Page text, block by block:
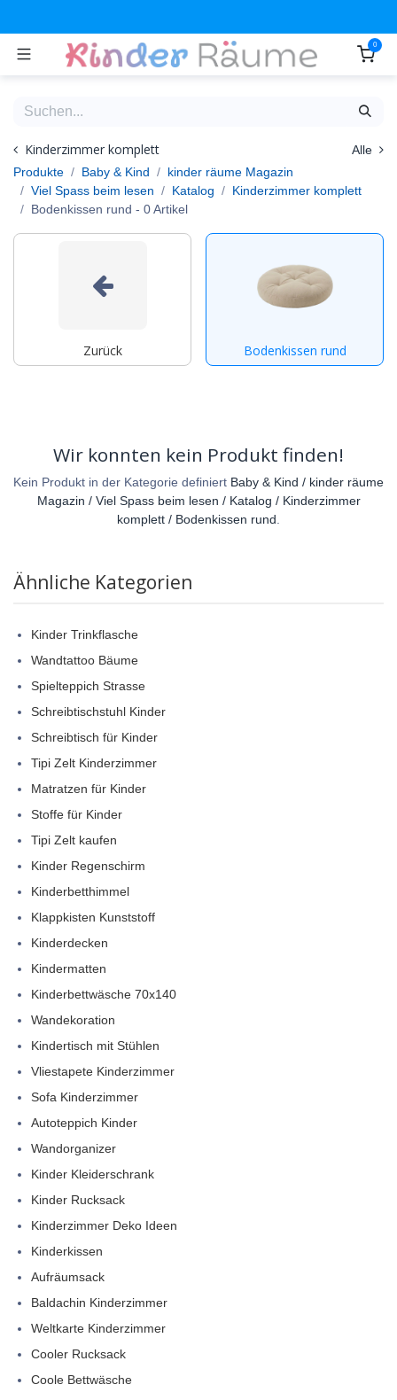
0
Kinderzimmer komplett
Alle
Produkte
Baby & Kind
kinder räume Magazin
Viel Spass beim lesen
Katalog
Kinderzimmer komplett
Bodenkissen rund - 0 Artikel
Zurück Bodenkissen rund
Wir konnten kein Produkt finden!
Kein Produkt in der Kategorie definiert Baby & Kind / kinder räume
Magazin / Viel Spass beim lesen / Katalog / Kinderzimmer
komplett / Bodenkissen rund
Ähnliche Kategorien
Kinder Trinkflasche
Wandtattoo Bäume
Spielteppich Strasse
Schreibtischstuhl Kinder
Schreibtisch für Kinder
Tipi Zelt Kinderzimmer
Matratzen für Kinder
Stoffe für Kinder
Tipi Zelt kaufen
Kinder Regenschirm
Kinderbetthimmel
Klappkisten Kunststoff
Kinderdecken
Kindermatten
Kinderbettwäsche 70x140
Wandekoration
Kindertisch mit Stühlen
Vliestapete Kinderzimmer
Sofa Kinderzimmer
Autoteppich Kinder
Wandorganizer
Kinder Kleiderschrank
Kinder Rucksack
Kinderzimmer Deko Ideen
Kinderkissen
Aufräumsack
Baldachin Kinderzimmer
Weltkarte Kinderzimmer
Cooler Rucksack
Coole Bettwäsche